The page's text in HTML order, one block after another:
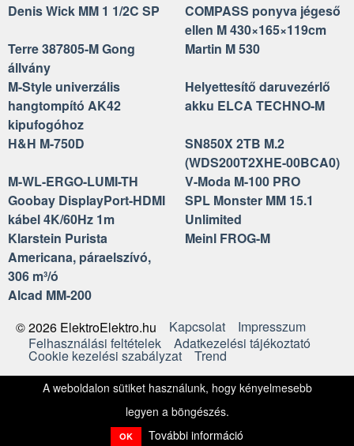
Denis Wick MM 1 1/2C SP
COMPASS ponyva jégeső
ellen M 430×165×119cm
Terre 387805-M Gong
állvány
Martin M 530
M-Style univerzális
hangtompító AK42
kipufogóhoz
Helyettesítő daruvezérlő
akku ELCA TECHNO-M
H&H M-750D
SN850X 2TB M.2
(WDS200T2XHE-00BCA0)
M-WL-ERGO-LUMI-TH
V-Moda M-100 PRO
Goobay DisplayPort-HDMI
kábel 4K/60Hz 1m
SPL Monster MM 15.1
Unlimited
Klarstein Purista
Americana, páraelszívó,
306 m³/ó
Meinl FROG-M
Alcad MM-200
© 2026 ElektroElektro.hu
Kapcsolat
Impresszum
Felhasználási feltételek
Adatkezelési tájékoztató
Cookie kezelési szabályzat Trend
A weboldalon sütiket használunk, hogy kényelmesebb
legyen a böngészés.
OK További információ